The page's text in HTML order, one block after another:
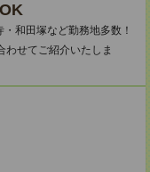
和田塚など勤務地多数！
せてご紹介いたしま